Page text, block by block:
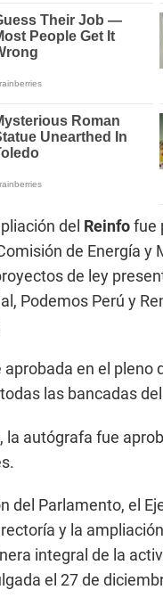
del Reinfofue
de Energía
de ley
Podemos Perú y
en el pleno
las bancadas del
la autógrafa fue
del Parlamento, el
y la
integral de la
el 27 de